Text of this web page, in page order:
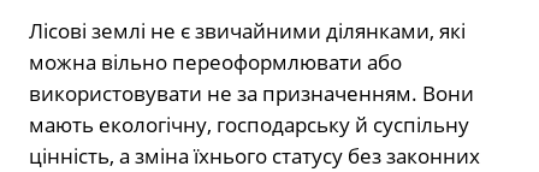
Лісові землі не є звичайними ділянками, які
можна вільно переоформлювати або
використовувати не за призначенням. Вони
мають екологічну, господарську й суспільну
цінність, а зміна їхнього статусу без законних